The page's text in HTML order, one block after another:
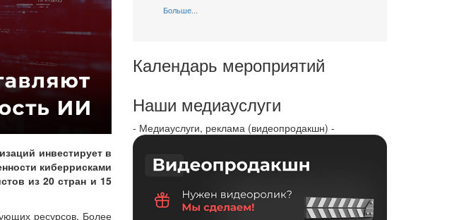
инвестирует в
киберрисками
из 20 стран и 15
ресурсов. Более
Больше...
Календарь мероприятий
Наши медиауслуги
- Медиауслуги, реклама (видеопродакшн) -